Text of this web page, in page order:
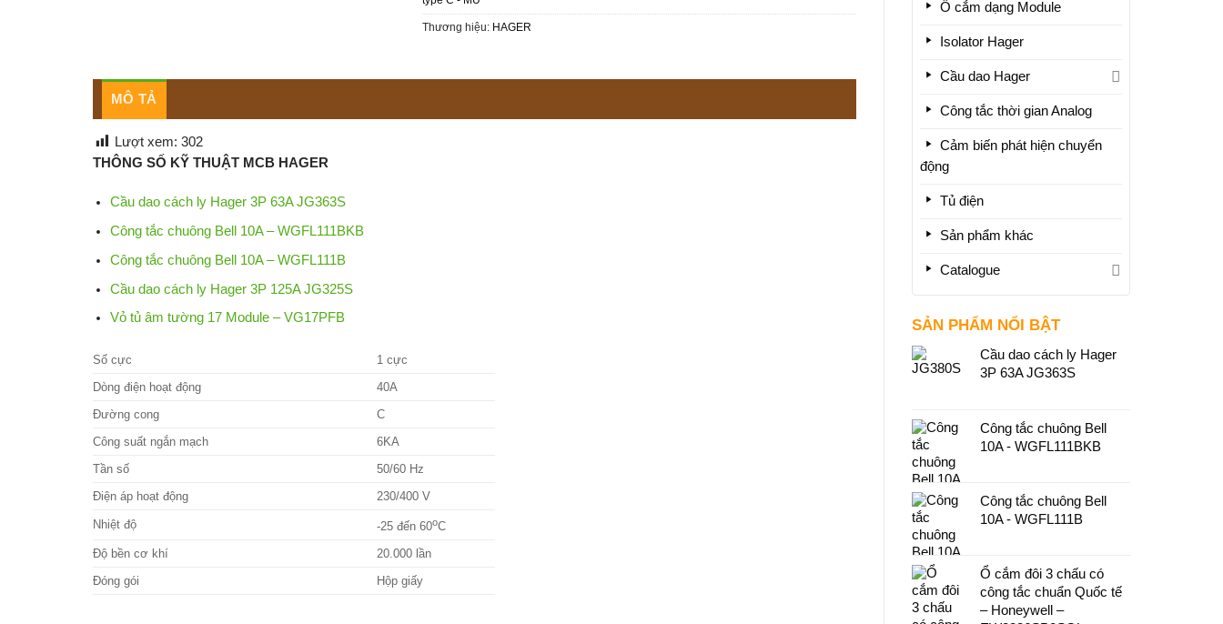
Ổ cắm dạng Module
Isolator Hager
Cầu dao Hager
Công tắc thời gian Analog
Cảm biến phát hiện chuyển
động
Tủ điện
Sản phẩm khác
Catalogue
SẢN PHẨM NỔI BẬT
Cầu dao cách ly Hager
3P 63A JG363S
Công tắc chuông Bell
10A - WGFL111BKB
Công tắc chuông Bell
10A - WGFL111B
Ổ cắm đôi 3 chấu có
công tắc chuẩn Quốc tế
– Honeywell –
Thương hiệu: HAGER
MÔ TẢ
Lượt xem: 302
THÔNG SỐ KỸ THUẬT MCB HAGER
Cầu dao cách ly Hager 3P 63A JG363S
Công tắc chuông Bell 10A – WGFL111BKB
Công tắc chuông Bell 10A – WGFL111B
Cầu dao cách ly Hager 3P 125A JG325S
Vỏ tủ âm tường 17 Module – VG17PFB
Số cực
1 cực
Dòng điện hoạt động
40A
Đường cong
C
Công suất ngắn mạch
6KA
Tần số
50/60 Hz
Điện áp hoạt động
230/400 V
Nhiệt độ -25 đến 60oC
Độ bền cơ khí
20.000 lần
Đóng gói
Hộp giấy